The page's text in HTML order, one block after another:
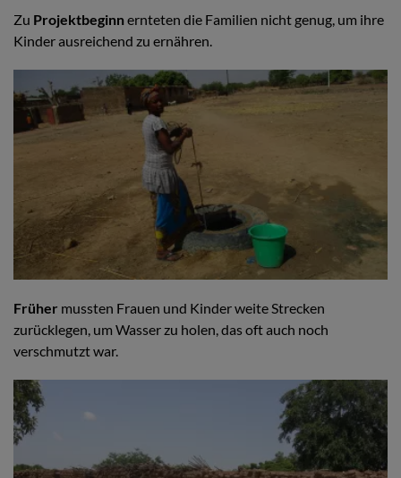
Zu Projektbeginnernteten die Familien nicht genug, um ihre
Kinder ausreichend zu ernähren.
Früher mussten Frauen und Kinder weite Strecken
zurücklegen, um Wasser zu holen, das oft auch noch
verschmutzt war.